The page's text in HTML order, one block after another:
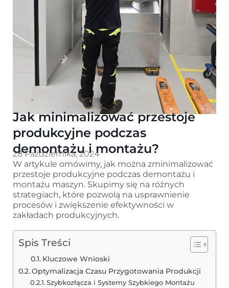
Jak minimalizować przestoje
produkcyjne podczas
demontażu i montażu?
28 Października, 2024
W artykule omówimy, jak można zminimalizować
przestoje produkcyjne podczas demontażu i
montażu maszyn. Skupimy się na różnych
strategiach, które pozwolą na usprawnienie
procesów i zwiększenie efektywności w
zakładach produkcyjnych.
Spis Treści
Kluczowe Wnioski
Optymalizacja Czasu Przygotowania Produkcji
Szybkozłącza i Systemy Szybkiego Montażu